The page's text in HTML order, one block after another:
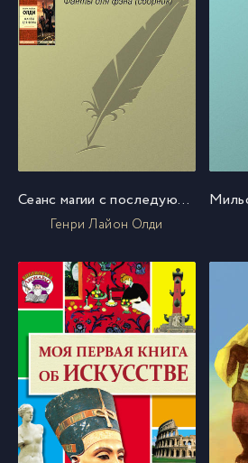
Сеанс магии с последующим разоблачением, или Секстет для эстетов
Генри Лайон Олди